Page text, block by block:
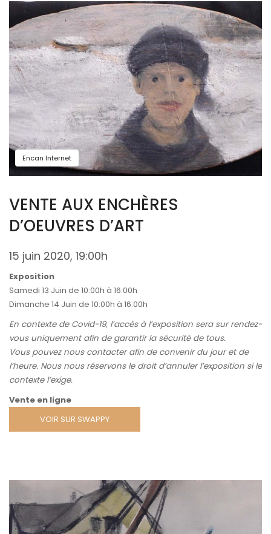
Encan Internet
VENTE AUX ENCHÈRES
D’OEUVRES D’ART
15 juin 2020, 19:00h
Exposition
Samedi 13 Juin de 10:00h à 16:00h
Dimanche 14 Juin de 10:00h à 16:00h
En contexte de Covid-19, l’accès à l’exposition sera sur rendez-
vous uniquement afin de garantir la sécurité de tous.
Vous pouvez nous contacter afin de convenir du jour et de
l’heure. Nous nous réservons le droit d’annuler l’exposition si le
contexte l’exige.
Vente en ligne
VOIR SUR SWAPPY